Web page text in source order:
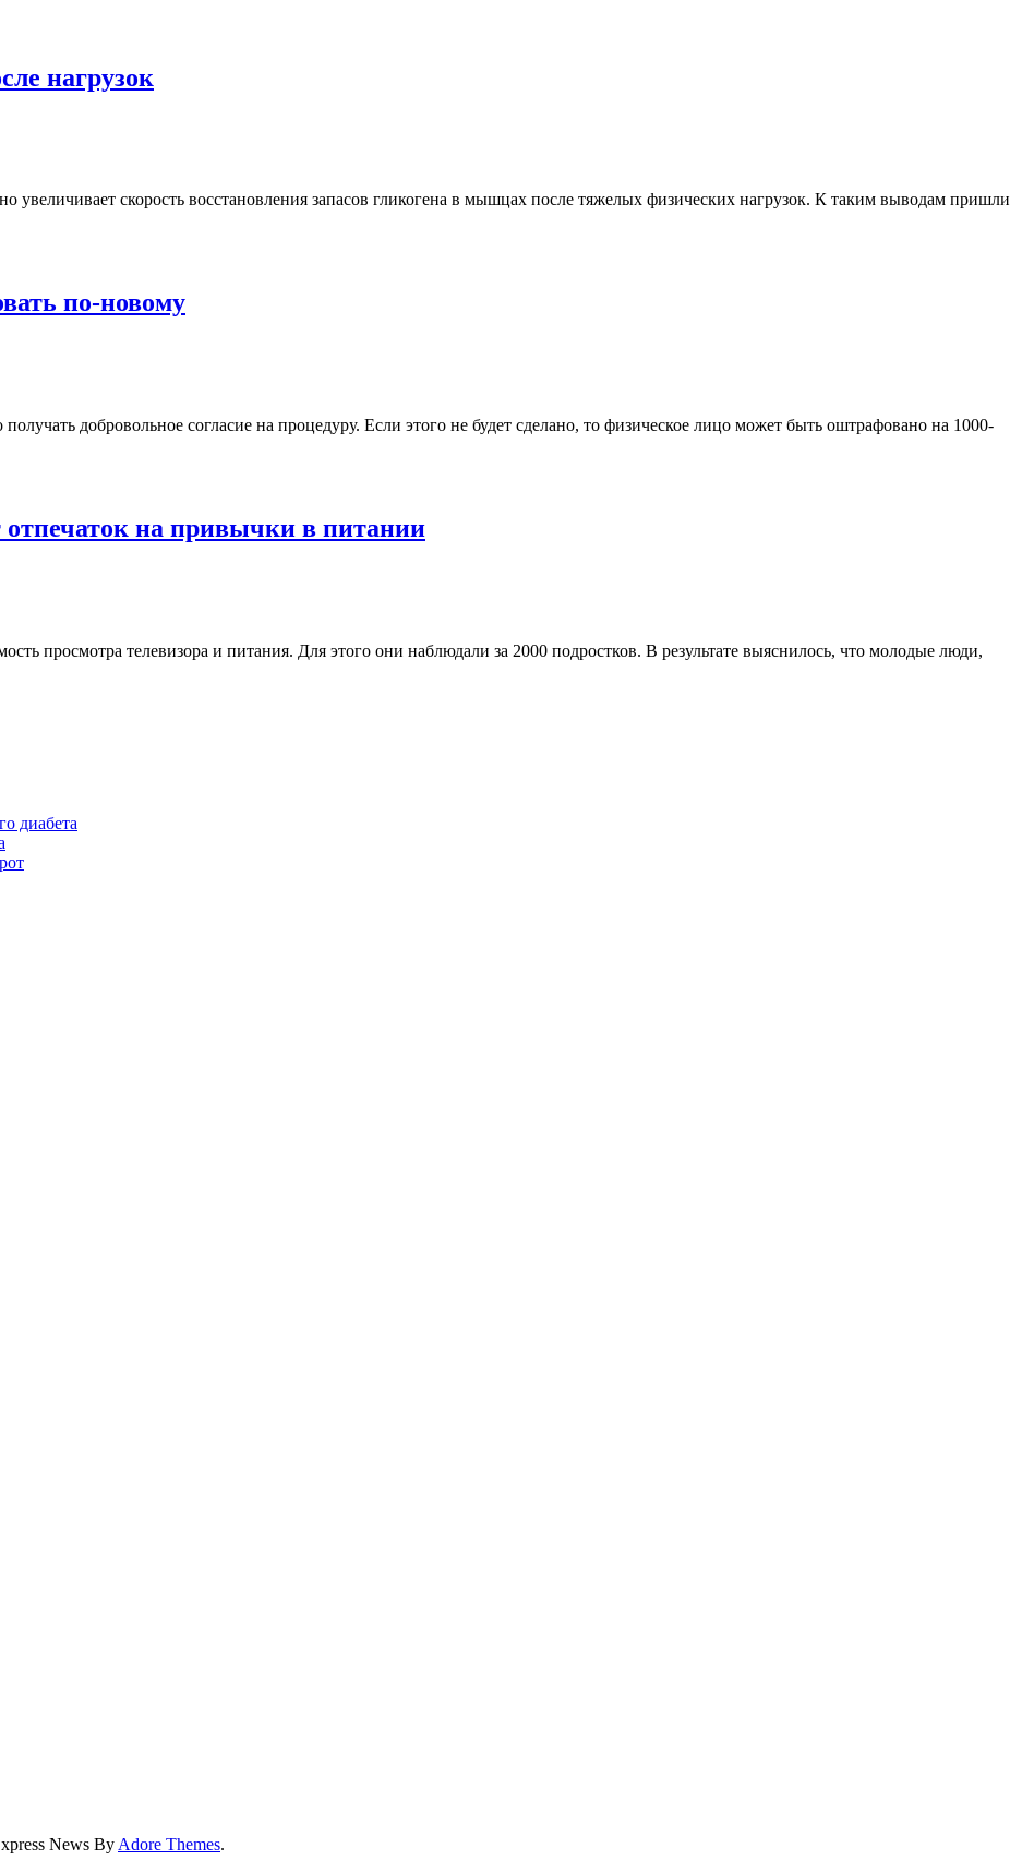
нагрузок
увеличивает скорость восстановления запасов гликогена в мышцах после тяжелых физических нагрузок. К таким выводам пришли
по-новому
добровольное согласие на процедуру. Если этого не будет сделано, то физическое лицо может быть оштрафовано на 1000-
отпечаток на привычки в питании
просмотра телевизора и питания. Для этого они наблюдали за 2000 подростков. В результате выяснилось, что молодые люди,
диабета
News By Adore Themes.